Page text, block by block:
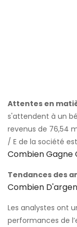
Attentes en
s'attendent à un
revenus de 76,54
/ E de la société est
Combien Gagne
Tendances des
Combien
Les analystes ont
performances de